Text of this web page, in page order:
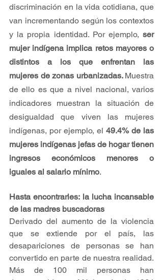
discriminación en la vida cotidiana, que
van incrementando según los contextos
y la propia identidad. Por ejemplo, ser
mujer indígena implica retos mayores o
distintos a los que enfrentan las
mujeres de zonas urbanizadas. Muestra
de ello es que a nivel nacional, varios
indicadores muestran la situación de
desigualdad que viven las mujeres
indígenas, por ejemplo, el 49.4% de las
mujeres indígenas jefas de hogar tienen
ingresos económicos menores o
iguales al salario mínimo.
Hasta encontrarles: la lucha incansable
de las madres buscadoras
Derivado del aumento de la violencia
que se extiende por el país, las
desapariciones de personas se han
convertido en parte de nuestra realidad.
Más de 100 mil personas han